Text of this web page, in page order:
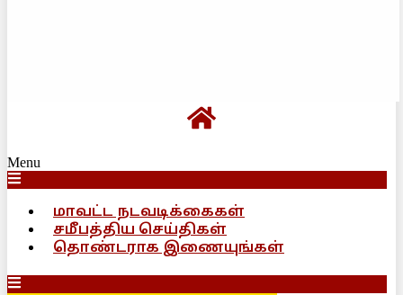
Menu
மாவட்ட நடவடிக்கைகள்
சமீபத்திய செய்திகள்
தொண்டராக இணையுங்கள்